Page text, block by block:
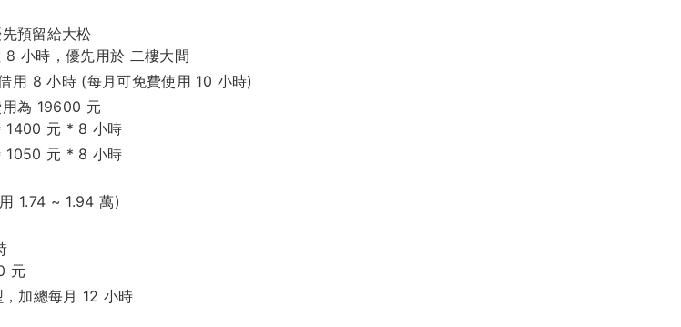
預留給大松
8 小時，優先用於 二樓大間
用 8 小時 (每月可免費使用 10 小時)
為 19600 元
1400 元 * 8 小時
1050 元 * 8 小時
1.74 ~ 1.94 萬)
元
加總每月 12 小時